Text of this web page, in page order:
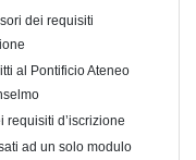
dei requisiti
al Pontificio Ateneo
requisiti d’iscrizione
ad un solo modulo